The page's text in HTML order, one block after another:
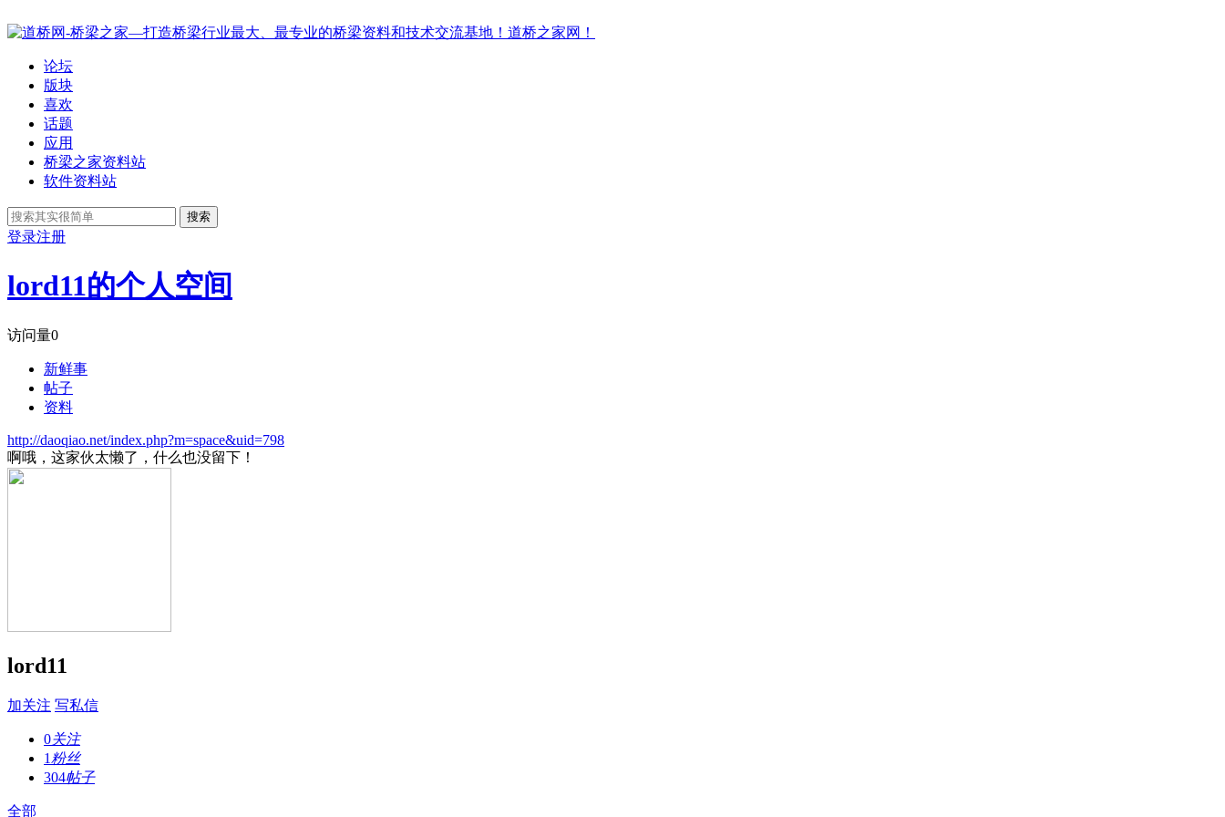
论坛
版块
喜欢
话题
应用
桥梁之家资料站
软件资料站
搜索
登录注册
lord11的个人空间
访问量0
新鲜事
帖子
资料
http://daoqiao.net/index.php?m=space&uid=798
啊哦，这家伙太懒了，什么也没留下！
lord11
加关注 写私信
0关注
1 粉丝
304帖子
全部